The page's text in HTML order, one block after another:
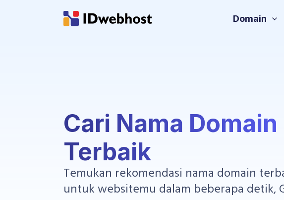
Domain
Cari Nama Domain
Terbaik
Temukan rekomendasi nama domain
untuk websitemu dalam beberapa detik,